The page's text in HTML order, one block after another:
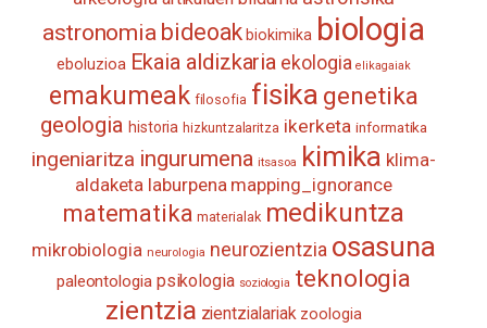
astronomia bideoak biokimika biologia
eboluzioa Ekaia aldizkaria ekologia elikagaiak
emakumeak filosofia fisika genetika
geologia historia hizkuntzalaritza ikerketa informatika
ingeniaritza ingurumena itsasoa kimika klima-
aldaketa laburpena mapping_ignorance
matematika materialak medikuntza
mikrobiologia neurologia neurozientzia osasuna
paleontologia psikologia soziologia teknologia
zientzia zientzialariak zoologia